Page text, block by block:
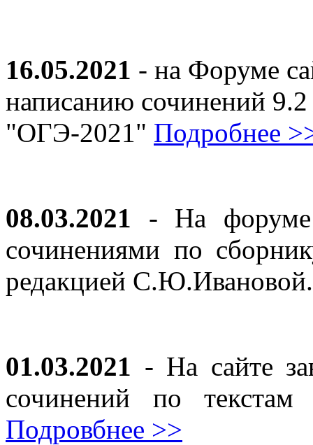
16.05.2021 - на Форуме
написанию сочинений
"ОГЭ-2021" Подробнее
08.03.2021 - На форуме
сочинениями по
редакцией
01.03.2021 - На сайте
сочинений по
Подровбнее >>